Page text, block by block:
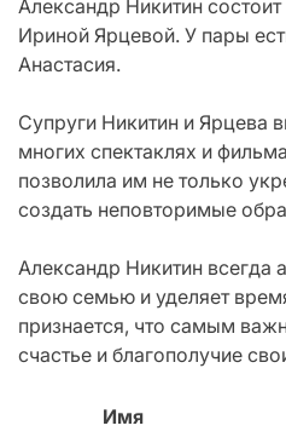
Александр Никитин
Ириной Ярцевой. У пары
Анастасия.
Супруги Никитин и Ярцева
многих спектаклях и
позволила им не только
создать неповторимые
Александр Никитин всегда
свою семью и уделяет
признается, что самым
счастье и благополучие
Имя